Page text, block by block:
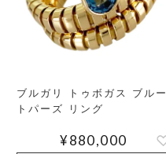
ブルガリ トゥボガス ブルー
トパーズ リング
¥880,000